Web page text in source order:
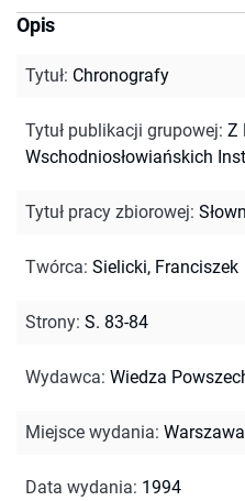
Opis
Tytuł: Chronografy
Tytuł publikacji grupowej: Z
Wschodniosłowiańskich
Tytuł pracy zbiorowej:
Twórca: Sielicki, Franciszek
Strony: S. 83-84
Wydawca: Wiedza
Miejsce wydania: Warszawa
Data wydania: 1994